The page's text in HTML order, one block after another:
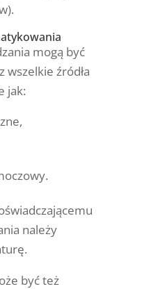
mogą być
wszelkie źródła
jak:
należy
być też